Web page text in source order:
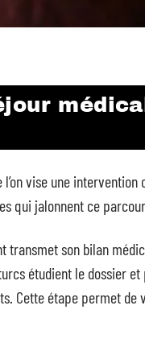
vise une
qui jalonnent ce
son bilan
étudient le dossier
Cette étape permet